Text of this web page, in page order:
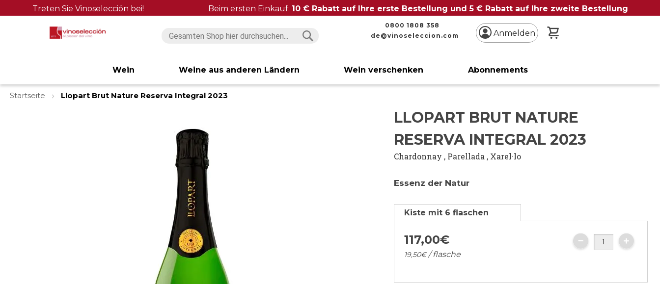
Treten Sie Vinoselección bei! Beim ersten Einkauf: 10 € Rabatt auf Ihre erste Bestellung und 5 € Rabatt auf Ihre zweite Bestellung
0800 1808 358
de@vinoseleccion.com
Anmelden
Wein Weine aus anderen Ländern Wein verschenken Abonnements
Startseite
Llopart Brut Nature Reserva Integral 2023
LLOPART BRUT NATURE
RESERVA INTEGRAL 2023
Chardonnay , Parellada , Xarel·lo
Essenz der Natur
Kiste mit 6 flaschen
117,00€
19,50€/ flasche